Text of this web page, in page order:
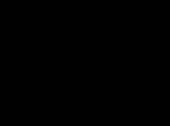
Работа сотрудников
порадовал.